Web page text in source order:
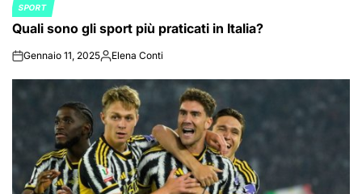
POSTED
IN
SPORT
Quali sono gli sport più praticati in Italia?
onGennaio 11, 2025Posted
Elena Conti